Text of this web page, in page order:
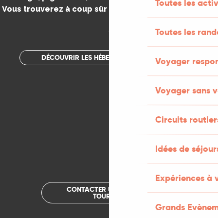
Toutes les
Toutes les
Voyager
Voyager sans
Circuits
Idées de
Expériences à
Grands
Vous trouverez à coup sûr votre bonheur dans le Lot.
.
DÉCOUVRIR LES HÉBERGEMENTS INSOLITES
CONTACTER UN OFFICE DE
TOURISME